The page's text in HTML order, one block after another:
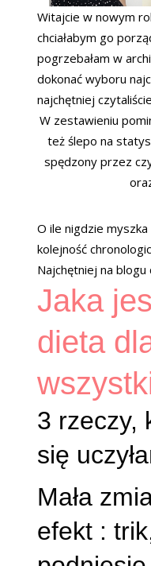
Witajcie w nowym
chciałabym go
pogrzebałam w
dokonać wyboru
najchętniej
W zestawieniu
też ślepo na
spędzony przez
O ile nigdzie myszka
kolejność
Najchętniej na blogu
Jaka
dieta
3 rzeczy,
się
Mała
efekt :